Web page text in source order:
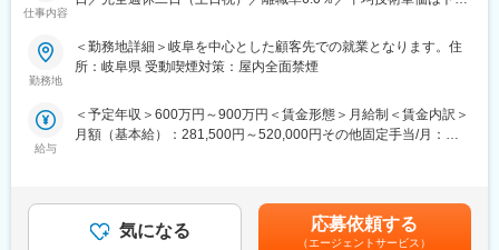
いません。
そのぶん 投資先を“人＝エンジニア”に集中 しているため、技術研
ンジニアの成長に寄り添い成長機会に制限がない環境です。
当社は大手自動車メーカーのTier1企業をはじめ、モノづくり企業
が参画するセレンディップグループの一員です。自動車業界好調
で生産量もあがったため、当社の売り上げも右肩上がりに成長中
仕事内容
■開催日程・場所
時間：60分～/1名 開始時間は相談に応じます。
会社説明(60分)＋一次面接＋最終選考(希望者のみ/各60分×2回）
■当日の内容
・会社説明（人事考課等も含む）を実施後、これまでの経験や転
勤務地
＜勤務地詳細＞岐阜を中心とした顧客先での就業となります。住
所：岐阜県 受動喫煙対策：屋内全面禁煙
給与
＜予定年収＞600万円～900万円＜賃金形態＞月給制＜賃金内訳＞
月額（基本給）：281,500円～520,000円その他固定手当/月：
金額であり、選考を通じて上下する可能性があります。月給(月額)
は固定手当を含めた表記です。
気になる 応募依頼する
（エージェントサービス）